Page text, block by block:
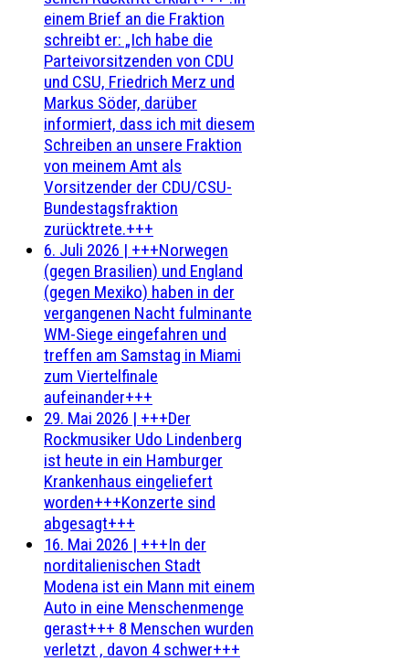
einem Brief an die Fraktion
schreibt er: „Ich habe die
Parteivorsitzenden von CDU
und CSU, Friedrich Merz und
Markus Söder, darüber
informiert, dass ich mit diesem
Schreiben an unsere Fraktion
von meinem Amt als
Vorsitzender der CDU/CSU-
Bundestagsfraktion
zurücktrete.+++
6. Juli 2026 | +++Norwegen
(gegen Brasilien) und England
(gegen Mexiko) haben in der
vergangenen Nacht fulminante
WM-Siege eingefahren und
treffen am Samstag in Miami
zum Viertelfinale
aufeinander+++
29. Mai 2026 | +++Der
Rockmusiker Udo Lindenberg
ist heute in ein Hamburger
Krankenhaus eingeliefert
worden+++Konzerte sind
abgesagt+++
16. Mai 2026 | +++In der
norditalienischen Stadt
Modena ist ein Mann mit einem
Auto in eine Menschenmenge
gerast+++ 8 Menschen wurden
verletzt , davon 4 schwer+++